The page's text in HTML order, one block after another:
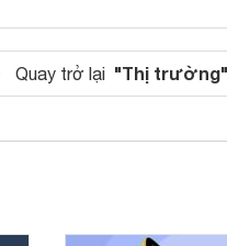
Quay trở lại "Thị trường"